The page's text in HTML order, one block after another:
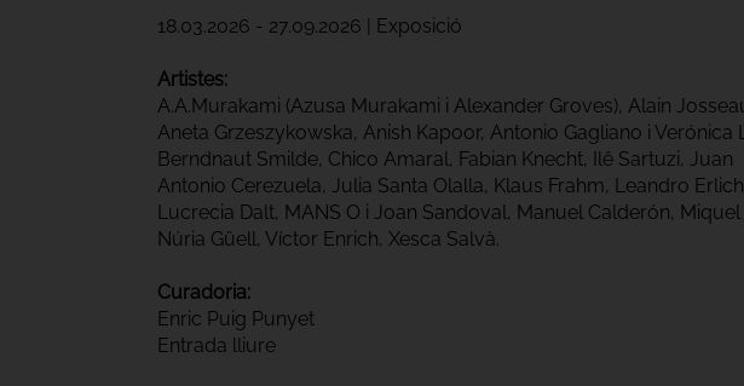
18.03.2026 - 27.09.2026 | Exposició
Artistes:
A.A.Murakami (Azusa Murakami i Alexander Groves), Alain
Aneta Grzeszykowska, Anish Kapoor, Antonio Gagliano i Verónica
Berndnaut Smilde, Chico Amaral, Fabian Knecht, Ilê Sartuzi, Juan
Antonio Cerezuela, Julia Santa Olalla, Klaus Frahm, Leandro
Lucrecia Dalt, MANS O i Joan Sandoval, Manuel Calderón, Miquel
Núria Güell, Víctor Enrich, Xesca Salvà.
Curadoria:
Enric Puig Punyet
Entrada lliure